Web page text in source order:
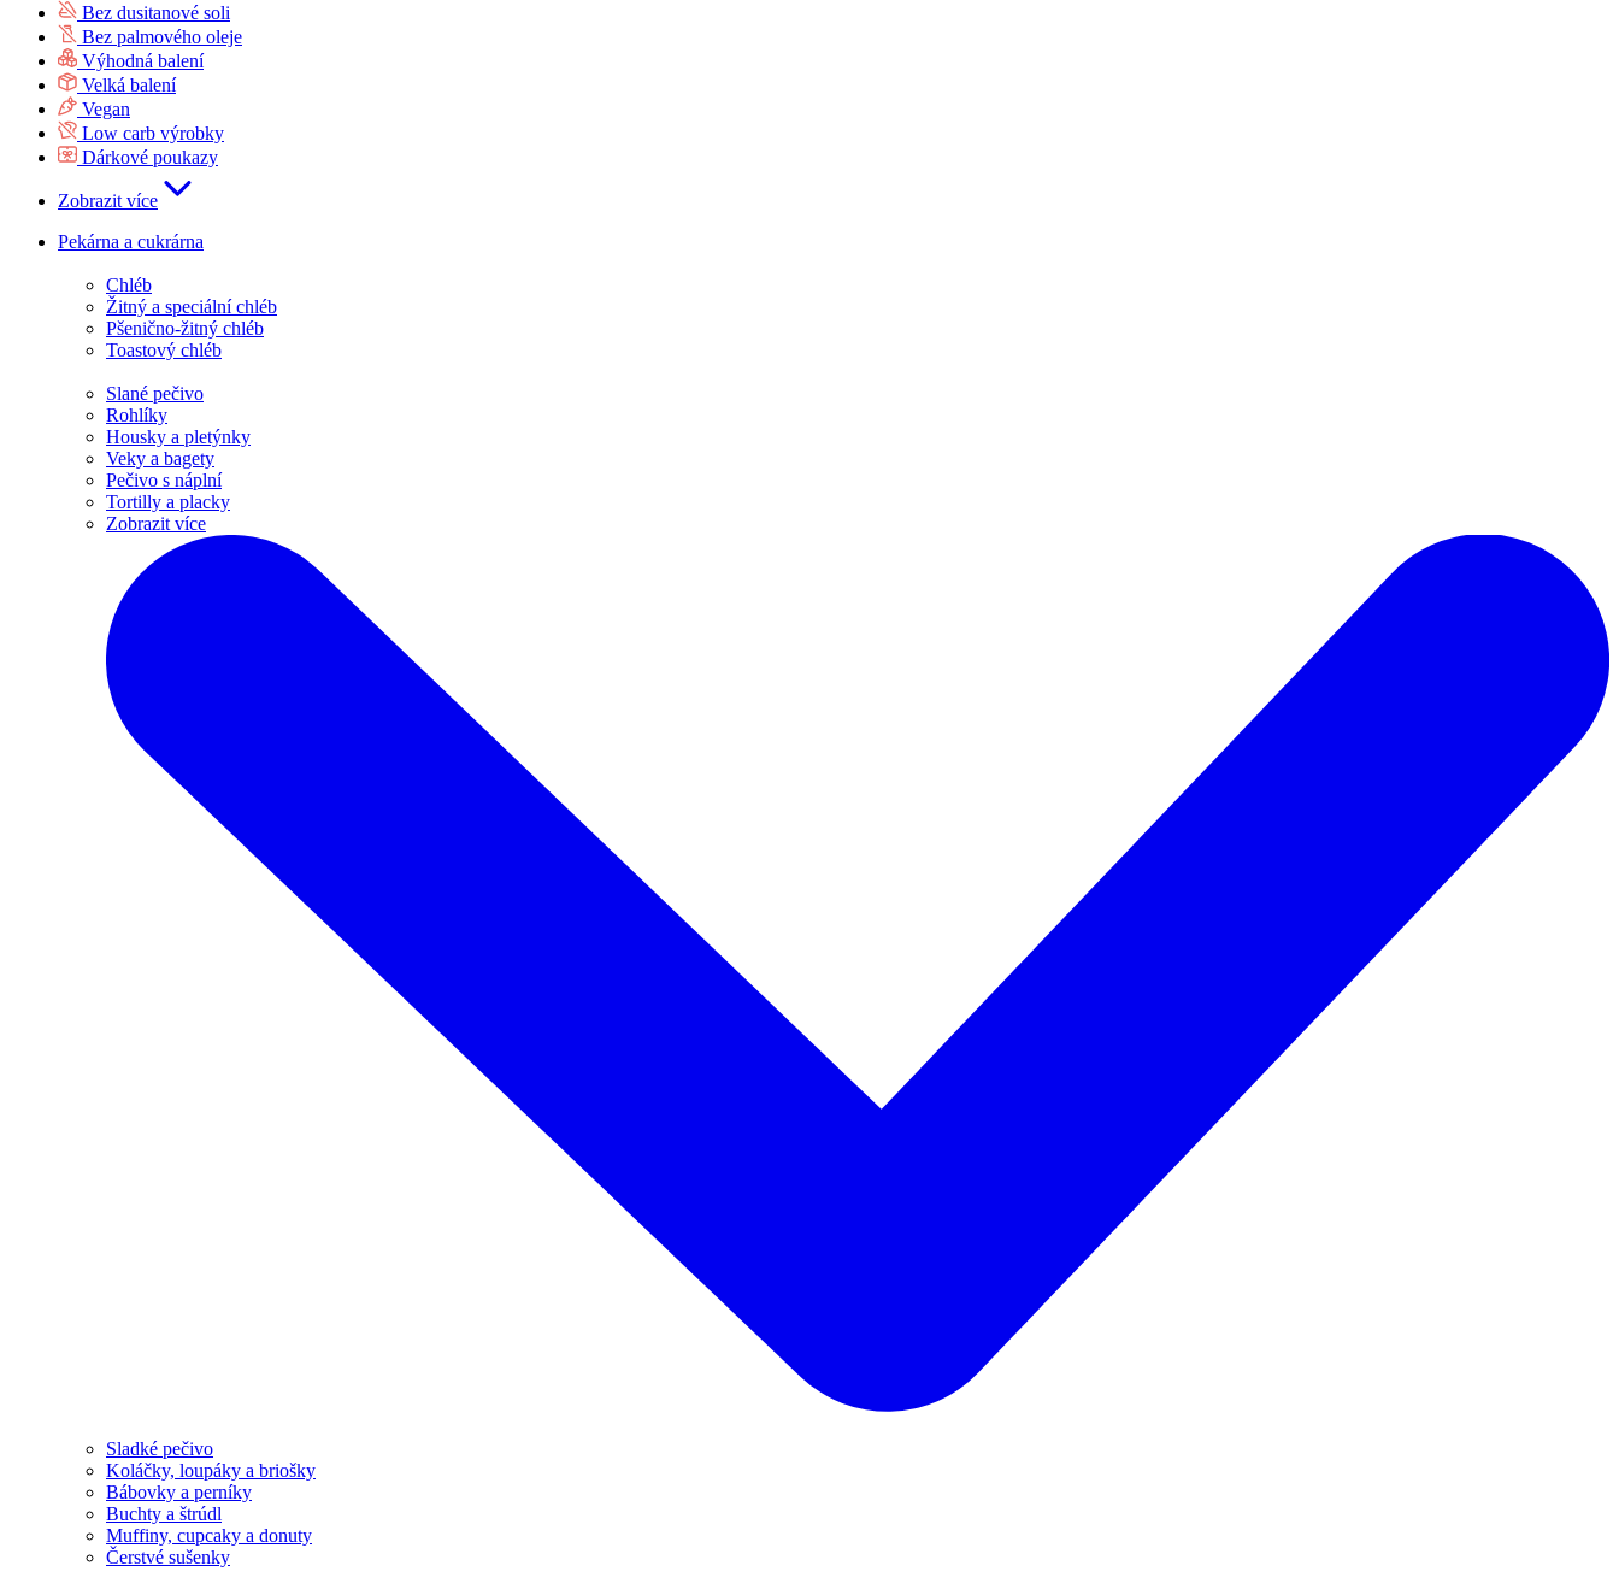
Bez dusitanové soli
Bez palmového oleje
Výhodná balení
Velká balení
Vegan
Low carb výrobky
Dárkové poukazy
Zobrazit více
Pekárna a cukrárna
Chléb
Žitný a speciální chléb
Pšenično-žitný chléb
Toastový chléb
Slané pečivo
Rohlíky
Housky a pletýnky
Veky a bagety
Pečivo s náplní
Tortilly a placky
Zobrazit více
Sladké pečivo
Koláčky, loupáky a briošky
Bábovky a perníky
Buchty a štrúdl
Muffiny, cupcaky a donuty
Čerstvé sušenky